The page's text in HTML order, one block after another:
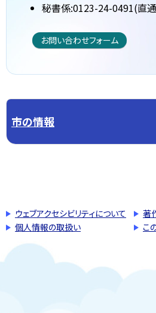
秘書係:0123-24-0491(直
お問い合わせフォーム
市の情報
ウェブアクセシビリティについて
著
個人情報の取扱い
こ